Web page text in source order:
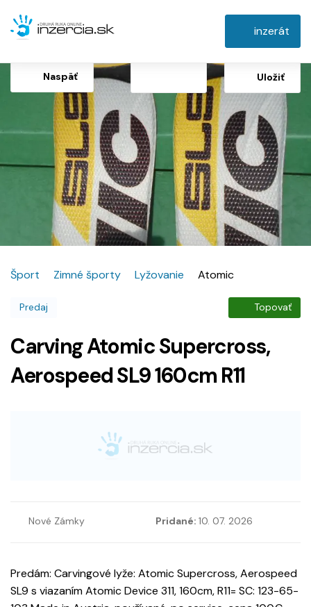
inzerát
Naspäť Uložiť
Šport Zimné športy Lyžovanie Atomic
Predaj Topovať
Carving Atomic Supercross,
Aerospeed SL9 160cm R11
Nové Zámky Pridané: 10. 07. 2026
Predám: Carvingové lyže: Atomic Supercross, Aerospeed
SL9 s viazaním Atomic Device 311, 160cm, R11= SC: 123-65-